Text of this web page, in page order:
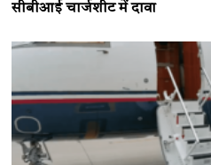
सीबीआई चार्जशीट में दावा